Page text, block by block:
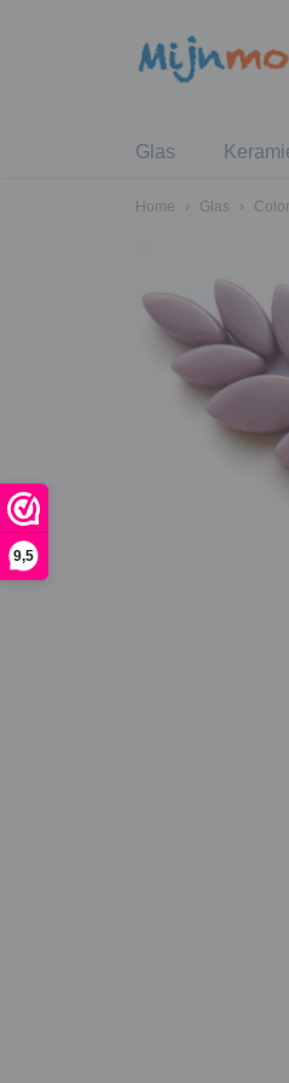
9,5
Glas
Home › Glas ›